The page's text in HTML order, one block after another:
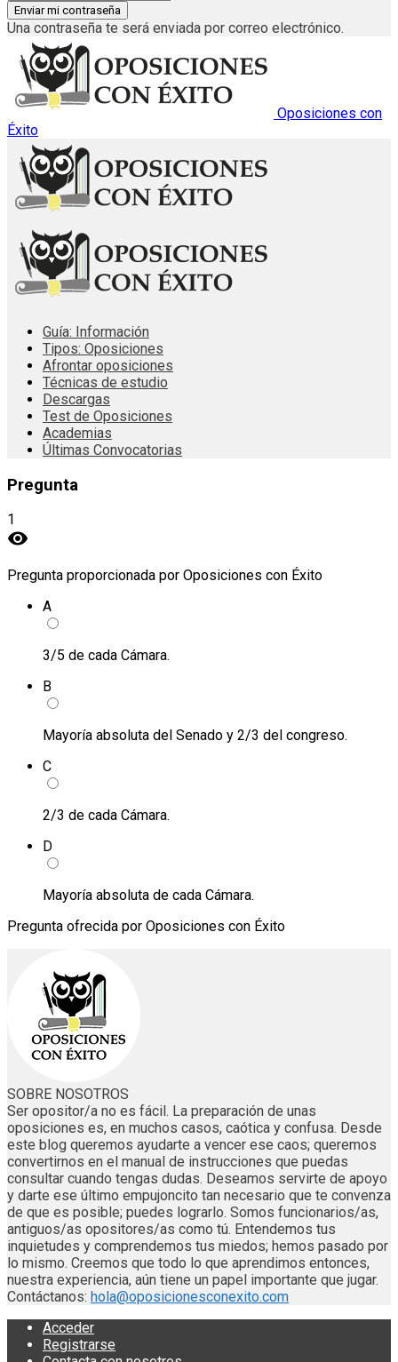
Una contraseña te será enviada por correo electrónico.
Oposiciones con
Éxito
Guía: Información
Tipos: Oposiciones
Afrontar oposiciones
Técnicas de estudio
Descargas
Test de Oposiciones
Academias
Últimas Convocatorias
Pregunta
1
visibility
Pregunta proporcionada por Oposiciones con Éxito
A
3/5 de cada Cámara.
B
Mayoría absoluta del Senado y 2/3 del congreso.
C
2/3 de cada Cámara.
D
Mayoría absoluta de cada Cámara.
Pregunta ofrecida por Oposiciones con Éxito
SOBRE NOSOTROS
Ser opositor/a no es fácil. La preparación de unas
oposiciones es, en muchos casos, caótica y confusa. Desde
este blog queremos ayudarte a vencer ese caos; queremos
convertirnos en el manual de instrucciones que puedas
consultar cuando tengas dudas. Deseamos servirte de apoyo
y darte ese último empujoncito tan necesario que te convenza
de que es posible; puedes lograrlo. Somos funcionarios/as,
antiguos/as opositores/as como tú. Entendemos tus
inquietudes y comprendemos tus miedos; hemos pasado por
lo mismo. Creemos que todo lo que aprendimos entonces,
nuestra experiencia, aún tiene un papel importante que jugar.
Contáctanos: hola@oposicionesconexito.com
Acceder
Registrarse